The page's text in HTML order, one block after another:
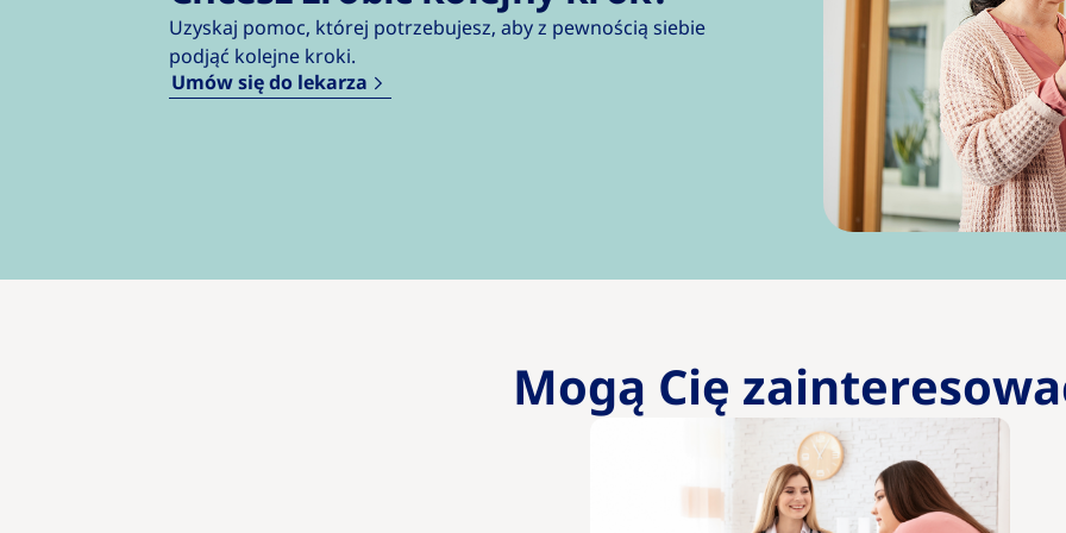
Uzyskaj pomoc, której potrzebujesz, aby z pewnością siebie
podjąć kolejne kroki.
Umów się do lekarza
Mogą Cię